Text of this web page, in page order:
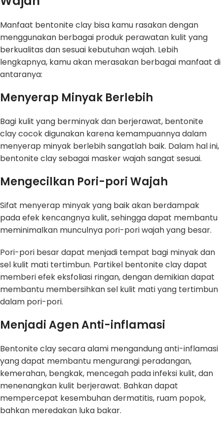
Manfaat bentonite clay bisa kamu rasakan dengan
menggunakan berbagai produk perawatan kulit yang
berkualitas dan sesuai kebutuhan wajah. Lebih
lengkapnya, kamu akan merasakan berbagai manfaat di
antaranya:
Menyerap Minyak Berlebih
Bagi kulit yang berminyak dan berjerawat, bentonite
clay cocok digunakan karena kemampuannya dalam
menyerap minyak berlebih sangatlah baik. Dalam hal ini,
bentonite clay sebagai masker wajah sangat sesuai.
Mengecilkan Pori-pori Wajah
Sifat menyerap minyak yang baik akan berdampak
pada efek kencangnya kulit, sehingga dapat membantu
meminimalkan munculnya pori-pori wajah yang besar.
Pori-pori besar dapat menjadi tempat bagi minyak dan
sel kulit mati tertimbun. Partikel bentonite clay dapat
memberi efek eksfoliasi ringan, dengan demikian dapat
membantu membersihkan sel kulit mati yang tertimbun
dalam pori-pori.
Menjadi Agen Anti-inflamasi
Bentonite clay secara alami mengandung anti-inflamasi
yang dapat membantu mengurangi peradangan,
kemerahan, bengkak, mencegah pada infeksi kulit, dan
menenangkan kulit berjerawat. Bahkan dapat
mempercepat kesembuhan dermatitis, ruam popok,
bahkan meredakan luka bakar.